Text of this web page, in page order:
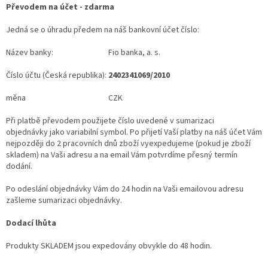
Převodem na účet - zdarma
Jedná se o úhradu předem na náš bankovní účet číslo:
Název banky:
Fio banka, a. s.
Číslo účtu (Česká republika): 2402341069/2010
měna
CZK
Při platbě převodem použijete číslo uvedené v sumarizaci
objednávky jako variabilní symbol. Po přijetí Vaší platby na náš účet Vám
nejpozději do 2 pracovních dnů zboží vyexpedujeme (pokud je zboží
skladem) na Vaši adresu a na email Vám potvrdíme přesný termín
dodání.
Po odeslání objednávky Vám do 24 hodin na Vaši emailovou adresu
zašleme sumarizaci objednávky.
Dodací lhůta
Produkty SKLADEM jsou expedovány obvykle do 48 hodin.